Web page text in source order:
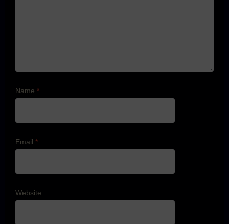
Name *
Email *
Website